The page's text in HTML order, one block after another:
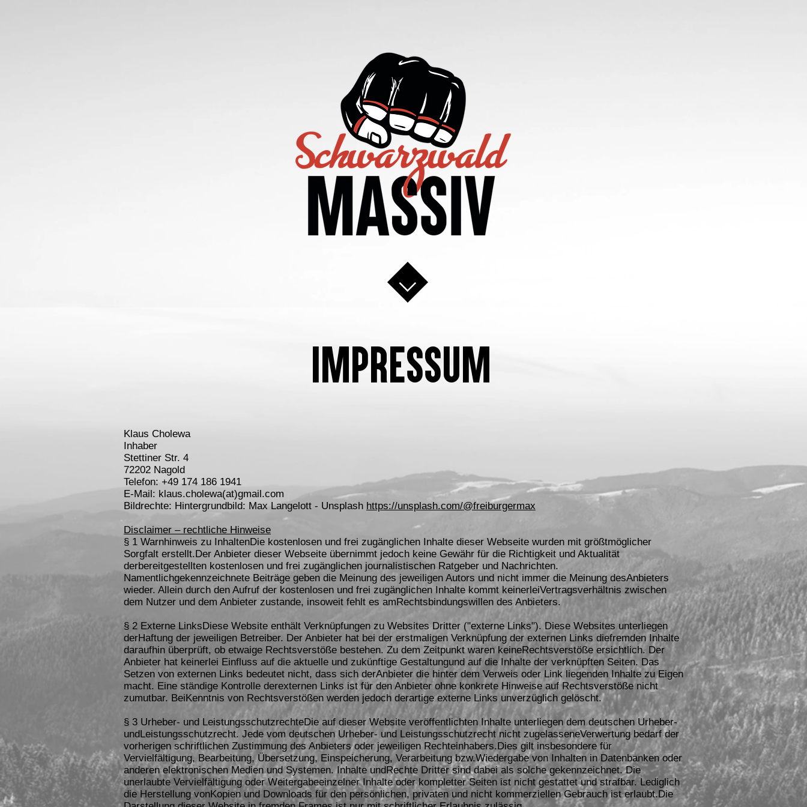
IMPRESSUM
Klaus Cholewa
Inhaber
Stettiner Str. 4
72202 Nagold
Telefon: +49 174 186 1941
E-Mail: klaus.cholewa(at)gmail.com
Bildrechte: Hintergrundbild: Max Langelott - Unsplash https://unsplash.com/@freiburgermax
Disclaimer – rechtliche Hinweise
§ 1 Warnhinweis zu InhaltenDie kostenlosen und frei zugänglichen Inhalte dieser Webseite wurden mit größtmöglicher
Sorgfalt erstellt.Der Anbieter dieser Webseite übernimmt jedoch keine Gewähr für die Richtigkeit und Aktualität
derbereitgestellten kostenlosen und frei zugänglichen journalistischen Ratgeber und Nachrichten.
Namentlichgekennzeichnete Beiträge geben die Meinung des jeweiligen Autors und nicht immer die Meinung desAnbieters
wieder. Allein durch den Aufruf der kostenlosen und frei zugänglichen Inhalte kommt keinerleiVertragsverhältnis zwischen
dem Nutzer und dem Anbieter zustande, insoweit fehlt es amRechtsbindungswillen des Anbieters.
§ 2 Externe LinksDiese Website enthält Verknüpfungen zu Websites Dritter ("externe Links"). Diese Websites unterliegen
derHaftung der jeweiligen Betreiber. Der Anbieter hat bei der erstmaligen Verknüpfung der externen Links diefremden Inhalte
daraufhin überprüft, ob etwaige Rechtsverstöße bestehen. Zu dem Zeitpunkt waren keineRechtsverstöße ersichtlich. Der
Anbieter hat keinerlei Einfluss auf die aktuelle und zukünftige Gestaltungund auf die Inhalte der verknüpften Seiten. Das
Setzen von externen Links bedeutet nicht, dass sich derAnbieter die hinter dem Verweis oder Link liegenden Inhalte zu Eigen
macht. Eine ständige Kontrolle derexternen Links ist für den Anbieter ohne konkrete Hinweise auf Rechtsverstöße nicht
zumutbar. BeiKenntnis von Rechtsverstößen werden jedoch derartige externe Links unverzüglich gelöscht.
§ 3 Urheber- und LeistungsschutzrechteDie auf dieser Website veröffentlichten Inhalte unterliegen dem deutschen Urheber-
undLeistungsschutzrecht. Jede vom deutschen Urheber- und Leistungsschutzrecht nicht zugelasseneVerwertung bedarf der
vorherigen schriftlichen Zustimmung des Anbieters oder jeweiligen Rechteinhabers.Dies gilt insbesondere für
Vervielfältigung, Bearbeitung, Übersetzung, Einspeicherung, Verarbeitung bzw.Wiedergabe von Inhalten in Datenbanken oder
anderen elektronischen Medien und Systemen. Inhalte undRechte Dritter sind dabei als solche gekennzeichnet. Die
unerlaubte Vervielfältigung oder Weitergabeeinzelner Inhalte oder kompletter Seiten ist nicht gestattet und strafbar. Lediglich
die Herstellung vonKopien und Downloads für den persönlichen, privaten und nicht kommerziellen Gebrauch ist erlaubt.Die